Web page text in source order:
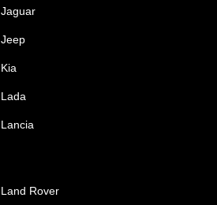
Jaguar
Jeep
Kia
Lada
Lancia
Land Rover